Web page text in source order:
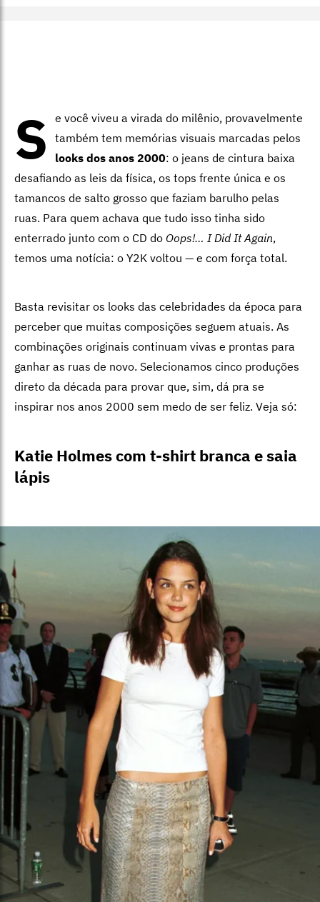
S
e você viveu a virada do milênio, provavelmente
também tem memórias visuais marcadas pelos
looks dos anos 2000: o jeans de cintura baixa
desafiando as leis da física, os tops frente única e os
tamancos de salto grosso que faziam barulho pelas
ruas. Para quem achava que tudo isso tinha sido
enterrado junto com o CD do Oops!… I Did It Again,
temos uma notícia: o Y2K voltou — e com força total.
Basta revisitar os looks das celebridades da época para
perceber que muitas composições seguem atuais. As
combinações originais continuam vivas e prontas para
ganhar as ruas de novo. Selecionamos cinco produções
direto da década para provar que, sim, dá pra se
inspirar nos anos 2000 sem medo de ser feliz. Veja só:
Katie Holmes com t-shirt branca e saia
lápis